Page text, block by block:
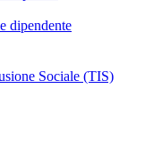
dipendente
Sociale (TIS)